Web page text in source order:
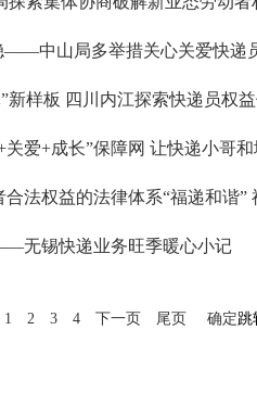
——中山局多举措关心关爱快递
新样板 四川内江探索快递员权
爱+成长”保障网 让快递小哥
法权益的法律体系“福递和谐”
无锡快递业务旺季暖心小记
1 2 3 4 下一页 尾页 跳
确定